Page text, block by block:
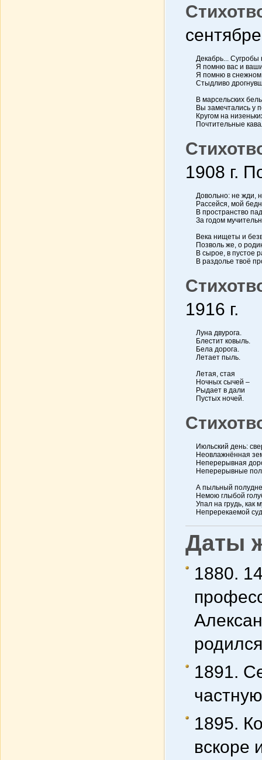
Декабрь... Сугробы
Я помню вас и
Я помню в снежном
Стыдливо
В марсельских
Вы замечтались у
Кругом на
Почтительные
1908 г.
Довольно: не жди,
Рассейся, мой
В пространство
За годом
Века нищеты и
Позволь же, о
В сырое, в пустое
В раздолье твоё
1916 г.
Луна двурога.
Блестит ковыль.
Бела дорога.
Летает пыль.
Летая, стая
Ночных сычей –
Рыдает в дали
Пустых ночей.
Июльский день:
Неовлажнённая
Неперерывная
Неперерывные
А пыльный
Немою глыбой
Упал на грудь, как
Непререкаемой
Даты
1880.
1891.
1895.
вскоре